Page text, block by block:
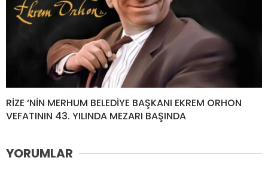
RİZE ‘NİN MERHUM BELEDİYE BAŞKANI EKREM ORHON
VEFATININ 43. YILINDA MEZARI BAŞINDA
YORUMLAR